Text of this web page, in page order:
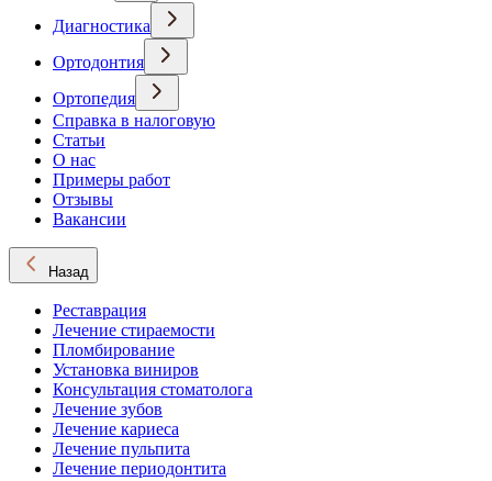
Диагностика
Ортодонтия
Ортопедия
Справка в налоговую
Статьи
О нас
Примеры работ
Отзывы
Вакансии
Назад
Реставрация
Лечение стираемости
Пломбирование
Установка виниров
Консультация стоматолога
Лечение зубов
Лечение кариеса
Лечение пульпита
Лечение периодонтита